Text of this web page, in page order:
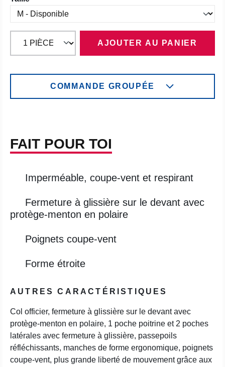
AJOUTER AU PANIER
COMMANDE GROUPÉE
FAIT POUR TOI
Imperméable, coupe-vent et respirant
Fermeture à glissière sur le devant avec
protège-menton en polaire
Poignets coupe-vent
Forme étroite
AUTRES CARACTÉRISTIQUES
Col officier, fermeture à glissière sur le devant avec
protège-menton en polaire, 1 poche poitrine et 2 poches
latérales avec fermeture à glissière, passepoils
réfléchissants, manches de forme ergonomique, poignets
coupe-vent, plus grande liberté de mouvement grâce aux